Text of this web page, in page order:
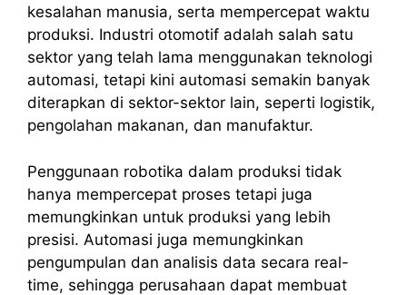
kesalahan manusia, serta mempercepat waktu
produksi. Industri otomotif adalah salah satu
sektor yang telah lama menggunakan teknologi
automasi, tetapi kini automasi semakin banyak
diterapkan di sektor-sektor lain, seperti logistik,
pengolahan makanan, dan manufaktur.
Penggunaan robotika dalam produksi tidak
hanya mempercepat proses tetapi juga
memungkinkan untuk produksi yang lebih
presisi. Automasi juga memungkinkan
pengumpulan dan analisis data secara real-
time, sehingga perusahaan dapat membuat